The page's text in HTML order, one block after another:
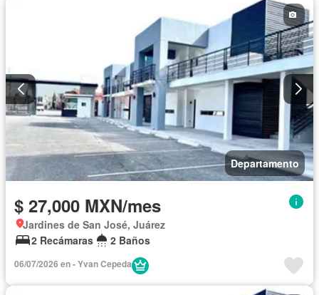
Departamento
$ 27,000 MXN/mes
Jardines de San José, Juárez
2 Recámaras
2 Baños
06/07/2026 en - Yvan Cepeda